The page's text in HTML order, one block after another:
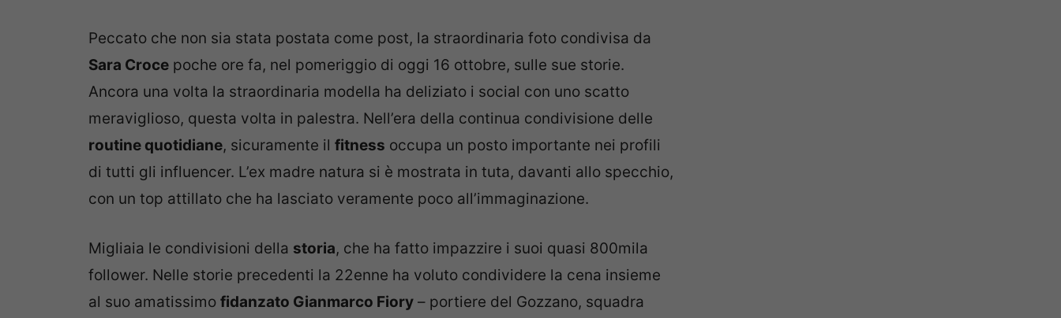
Peccato che non sia stata postata come post, la straordinaria foto condivisa da
Sara Croce poche ore fa, nel pomeriggio di oggi 16 ottobre, sulle sue storie.
Ancora una volta la straordinaria modella ha deliziato i social con uno scatto
meraviglioso, questa volta in palestra. Nell’era della continua condivisione delle
routine quotidiane, sicuramente il fitness occupa un posto importante nei profili
di tutti gli influencer. L’ex madre natura si è mostrata in tuta, davanti allo specchio,
con un top attillato che ha lasciato veramente poco all’immaginazione.
Migliaia le condivisioni della storia, che ha fatto impazzire i suoi quasi 800mila
follower. Nelle storie precedenti la 22enne ha voluto condividere la cena insieme
al suo amatissimo fidanzato Gianmarco Fiory – portiere del Gozzano, squadra